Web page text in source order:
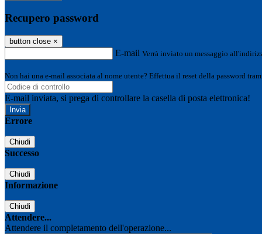
Recupero password
button close ×
E-mail Verrà inviato un messaggio
Non hai una e-mail associata al nome utente? Effettua il reset della password
E-mail inviata, si prega di controllare la casella di posta elettronica!
Errore
Chiudi
Successo
Chiudi
Informazione
Chiudi
Attendere...
Attendere il completamento dell'operazione...